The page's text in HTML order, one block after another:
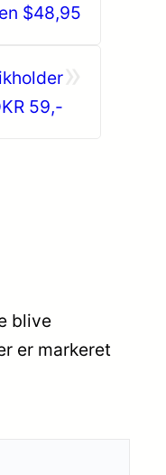
$48,95
59,-
blive
er markeret